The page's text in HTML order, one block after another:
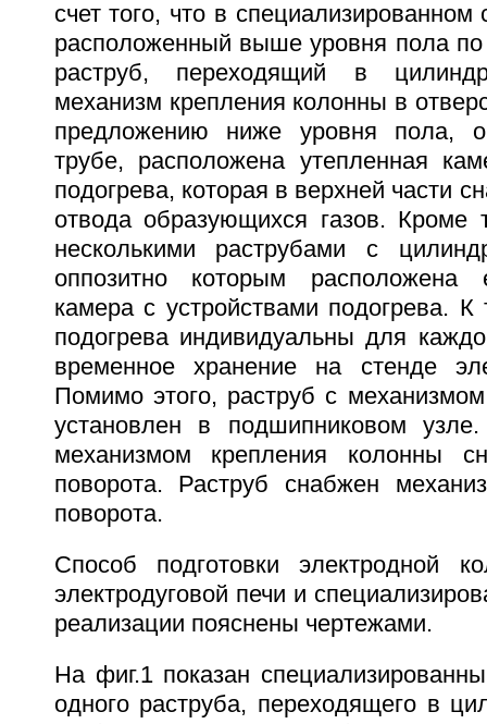
счет того, что в
расположенный выше уровня пола
раструб, переходящий в
механизм крепления колонны в
предложению ниже уровня пола,
трубе, расположена утепленная
подогрева, которая в верхней части
отвода образующихся газов. Кроме
несколькими раструбами с
оппозитно которым расположена
камера с устройствами подогрева. К
подогрева индивидуальны для
временное хранение на стенде
Помимо этого, раструб с
установлен в подшипниковом
механизмом крепления колонны
поворота. Раструб снабжен
поворота.
Способ подготовки электродной
электродуговой печи и
реализации пояснены чертежами.
На фиг.1 показан
одного раструба, переходящего в